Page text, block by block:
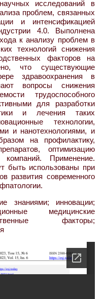
исследований в
проблем, связанных
и интенсификацией
4.0. Выполнена
к анализу проблем в
технологий снижения
факторов на
что существующие
здравоохранения в
вопросы снижения
трудоспособного
для разработки
и лечения таких
технологии,
и нанотехнологиями, и
на профилактику,
оптимизацию
Применение.
быть использованы при
развития современного
знаниями; инновации;
медицинские
факторы;